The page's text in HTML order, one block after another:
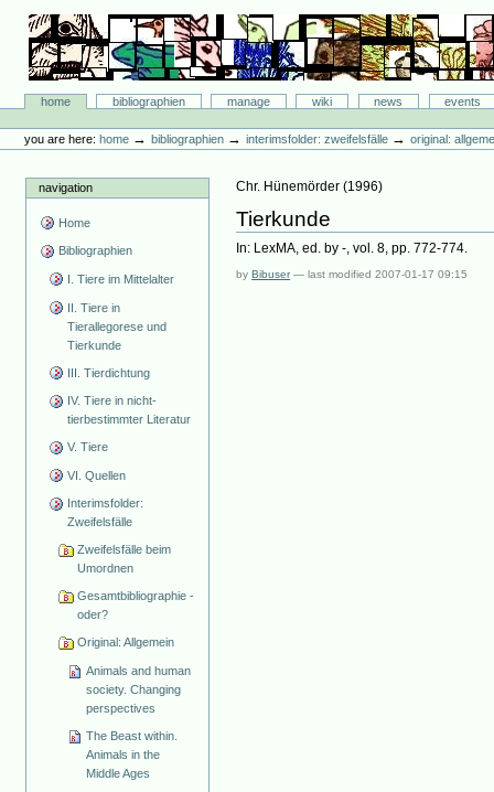
content.
navigation
Bibliographie-Portal
Sectionshome bibliographien manage wiki news
events
tools
you are here: home →bibliographien →interimsfolder: zweifelsfälle →original:
navigation
Home
Bibliographien
I. Tiere im Mittelalter
II. Tiere in
Tierallegorese und
Tierkunde
III. Tierdichtung
IV. Tiere in nicht-
tierbestimmter Literatur
V. Tiere
VI. Quellen
Interimsfolder:
Zweifelsfälle
Zweifelsfälle beim
Umordnen
Gesamtbibliographie -
oder?
Original: Allgemein
Animals and human
society. Changing
perspectives
The Beast within.
Animals in the
Middle Ages
Chr. Hünemörder (1996)
Tierkunde
In: LexMA, ed. by -, vol. 8, pp. 772-774.
byBibuser —last modified2007-01-17 09:15